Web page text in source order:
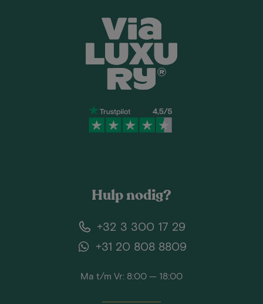
Hulp nodig?
+32 3 300 17 29
+31 20 808 8809
Ma t/m Vr: 8:00 — 18:00